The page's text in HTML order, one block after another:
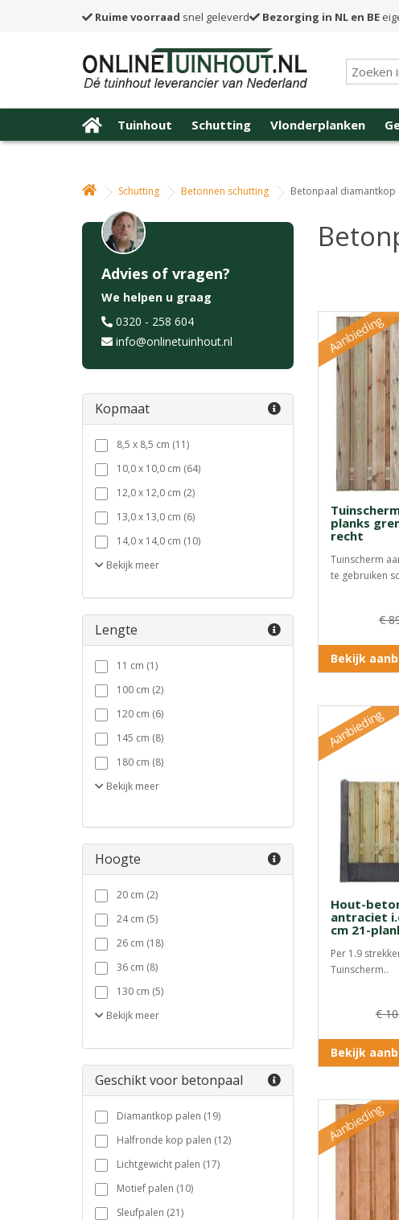
Ruime voorraad snel geleverd Bezorging in NL en BE
Tuinhout Schutting Vlonderplanken
Schutting Betonnen schutting Betonpaal diamantkop
Advies of vragen?
We helpen u graag
0320 - 258 604
info@onlinetuinhout.nl
Kopmaat
8,5 x 8,5 cm (11)
10,0 x 10,0 cm (64)
12,0 x 12,0 cm (2)
13,0 x 13,0 cm (6)
14,0 x 14,0 cm (10)
Bekijk meer
Lengte
11 cm (1)
100 cm (2)
120 cm (6)
145 cm (8)
180 cm (8)
Bekijk meer
Hoogte
20 cm (2)
24 cm (5)
26 cm (18)
36 cm (8)
130 cm (5)
Bekijk meer
Geschikt voor betonpaal
Diamantkop palen (19)
Halfronde kop palen (12)
Lichtgewicht palen (17)
Motief palen (10)
Sleufpalen (21)
Aanbieding
planks
recht
Tuinscherm
te gebruiken
€
Bekijk
Aanbieding
Hout-
antraciet
cm 21-
Per 1.9
Tuinscherm..
€
Bekijk
Aanbieding